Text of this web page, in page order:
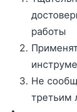
работы
Не
третьим